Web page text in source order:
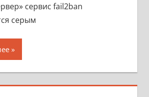
сервис fail2ban
серым